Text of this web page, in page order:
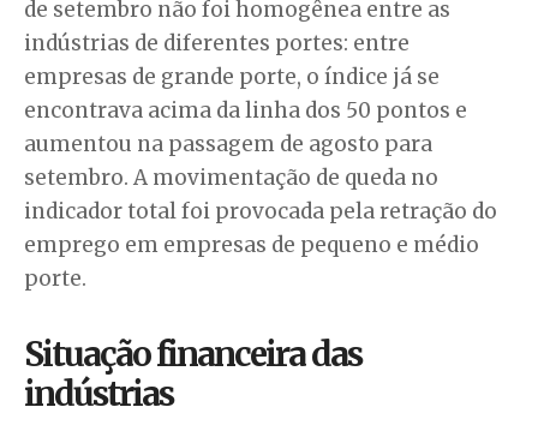
de setembro não foi homogênea entre as
indústrias de diferentes portes: entre
empresas de grande porte, o índice já se
encontrava acima da linha dos 50 pontos e
aumentou na passagem de agosto para
setembro. A movimentação de queda no
indicador total foi provocada pela retração do
emprego em empresas de pequeno e médio
porte.
Situação financeira das
indústrias